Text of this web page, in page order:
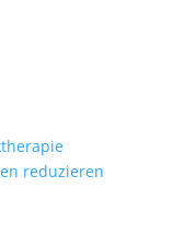
reduzieren